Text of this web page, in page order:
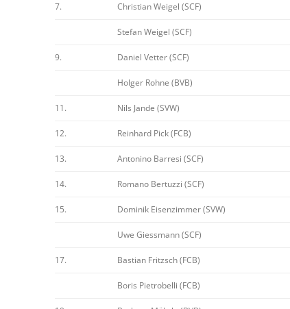
7. Christian Weigel (SCF)
Stefan Weigel (SCF)
9. Daniel Vetter (SCF)
Holger Rohne (BVB)
11. Nils Jande (SVW)
12. Reinhard Pick (FCB)
13. Antonino Barresi (SCF)
14. Romano Bertuzzi (SCF)
15. Dominik Eisenzimmer (SVW)
Uwe Giessmann (SCF)
17. Bastian Fritzsch (FCB)
Boris Pietrobelli (FCB)